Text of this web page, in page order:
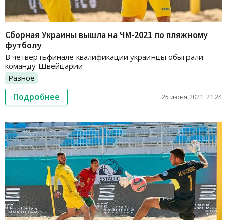
Сборная Украины вышла на ЧМ-2021 по пляжному
футболу
В четвертьфинале квалификации украинцы обыграли
команду Швейцарии
Разное
Подробнее 25 июня 2021, 21:24